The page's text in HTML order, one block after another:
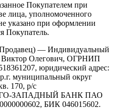
Покупателем при
лица, уполномоченного
указано при оформлении
Покупатель.
— Индивидуальный
Виктор Олегович, ОГРНИП
юридический адрес:
муниципальный округ
170, р/с
ЮГО-ЗАПАДНЫЙ БАНК ПАО
БИК 046015602.